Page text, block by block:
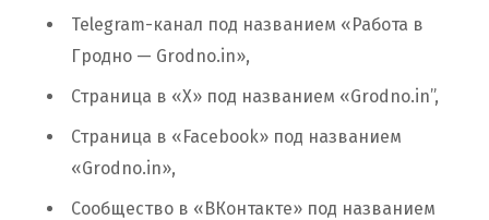
Telegram-канал под названием «Работа в
Гродно — Grodno.in»,
Страница в «Х» под названием «Grodno.in”,
Страница в «Facebook» под названием
«Grodno.in»,
Сообщество в «ВКонтакте» под названием